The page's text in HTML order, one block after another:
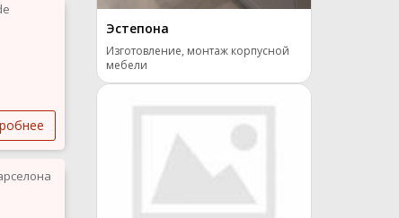
Эстепона
Изготовление, монтаж корпусной
мебели